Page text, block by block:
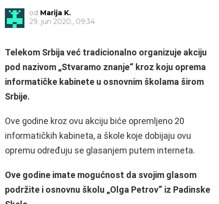
od Marija K.
29. jun 2020., 09:34
Telekom Srbija već tradicionalno organizuje akciju
pod nazivom „Stvaramo znanje“ kroz koju oprema
informatičke kabinete u osnovnim školama širom
Srbije.
Ove godine kroz ovu akciju biće opremljeno 20
informatičkih kabineta, a škole koje dobijaju ovu
opremu određuju se glasanjem putem interneta.
Ove godine imate mogućnost da svojim glasom
podržite i osnovnu školu „Olga Petrov“ iz Padinske